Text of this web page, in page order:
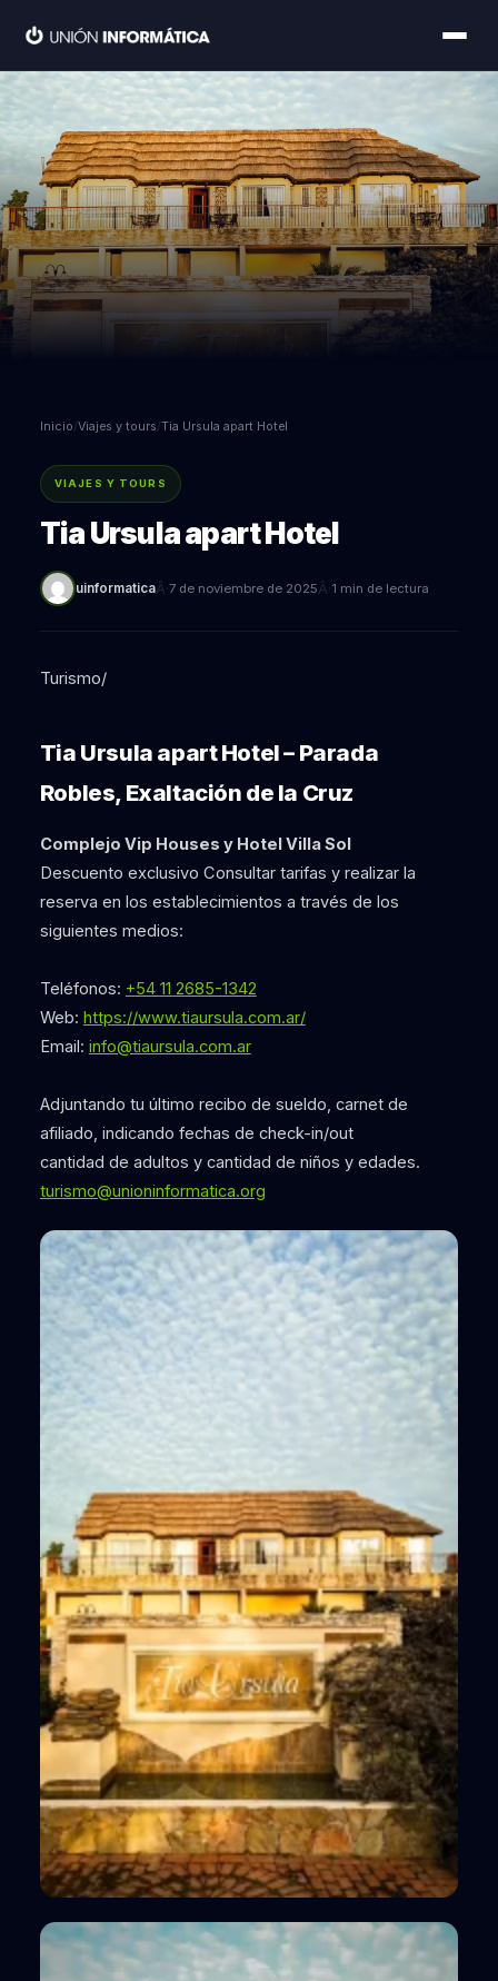
Inicio/Viajes y tours/Tia Ursula apart Hotel
VIAJES Y TOURS
Tia Ursula apart Hotel
uinformaticaÂ·7 de noviembre de 2025Â·1 min de lectura
Turismo/
Tia Ursula apart Hotel – Parada
Robles, Exaltación de la Cruz
Complejo Vip Houses y Hotel Villa Sol
Descuento exclusivo Consultar tarifas y realizar la
reserva en los establecimientos a través de los
siguientes medios:
Teléfonos: +54 11 2685-1342
Web: https://www.tiaursula.com.ar/
Email: info@tiaursula.com.ar
Adjuntando tu último recibo de sueldo, carnet de
afiliado, indicando fechas de check-in/out
cantidad de adultos y cantidad de niños y edades.
turismo@unioninformatica.org